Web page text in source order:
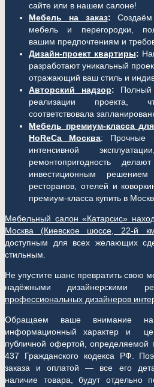
сайте или в нашем салоне!
Мебель на заказ: Создаём
мебель и перегородки,
вашим предпочтениям и
Дизайн-проект квартиры:
разработают уникальный
отражающий ваш стиль и
Авторский надзор: Полный
реализации проекта,
соответствовала
Мебель премиум-класса
HoReCa Москва: Прочные
интенсивной
ремонтопригодность
инвестиционным
ресторанов, отелей и
премиум-класса купить в
Мебельный салон «Катарсис»
Москва (Киевское шоссе, 22-й
доступным для всех желающих
стильным.
Не упустите шанс превратить свою
надёжными
профессиональных дизайнеров
Обращаем ваше внимание
информационный характер и
публичной офертой,
437 Гражданского кодекса РФ.
заказа и оплатой — все его
наличие товара, будут отдельно